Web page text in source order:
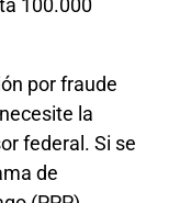
100.000
por fraude
la
federal. Si se
de